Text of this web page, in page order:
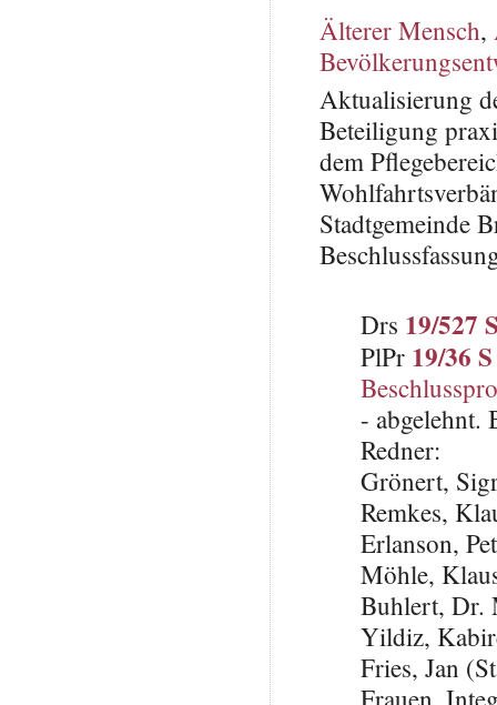
Älterer Mensch,
Aktualisierung
Beteiligung
dem
Stadtgemeinde
Drs 19/527
PlPr 19/36 S
- abgelehnt.
Redner:
Grönert,
Remkes,
Erlanson,
Möhle,
Buhlert, Dr.
Yildiz,
Fries, Jan